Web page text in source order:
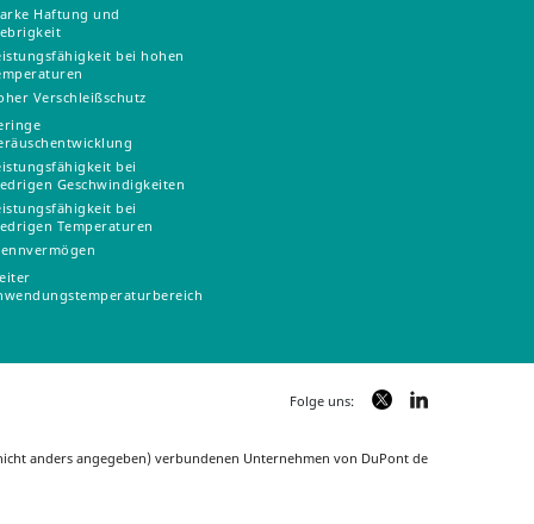
Haftung und
bei hohen
Verschleißschutz
bei
Geschwindigkeiten
bei
Temperaturen
Folge uns:
anders angegeben) verbundenen Unternehmen von DuPont de